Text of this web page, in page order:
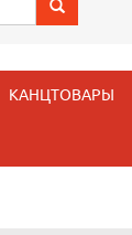
КАНЦТОВАРЫ